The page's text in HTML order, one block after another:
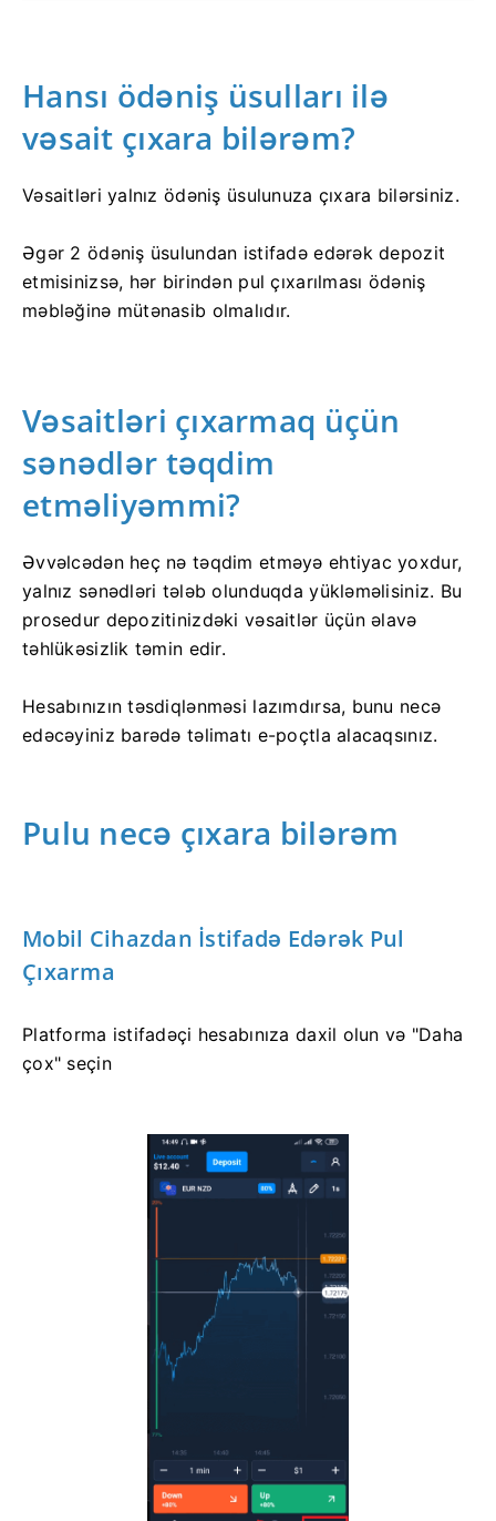
Hansı ödəniş üsulları ilə
vəsait çıxara bilərəm?
Vəsaitləri yalnız ödəniş üsulunuza çıxara bilərsiniz.
Əgər 2 ödəniş üsulundan istifadə edərək depozit
etmisinizsə, hər birindən pul çıxarılması ödəniş
məbləğinə mütənasib olmalıdır.
Vəsaitləri çıxarmaq üçün
sənədlər təqdim
etməliyəmmi?
Əvvəlcədən heç nə təqdim etməyə ehtiyac yoxdur,
yalnız sənədləri tələb olunduqda yükləməlisiniz. Bu
prosedur depozitinizdəki vəsaitlər üçün əlavə
təhlükəsizlik təmin edir.
Hesabınızın təsdiqlənməsi lazımdırsa, bunu necə
edəcəyiniz barədə təlimatı e-poçtla alacaqsınız.
Pulu necə çıxara bilərəm
Mobil Cihazdan İstifadə Edərək Pul
Çıxarma
Platforma istifadəçi hesabınıza daxil olun və "Daha
çox" seçin